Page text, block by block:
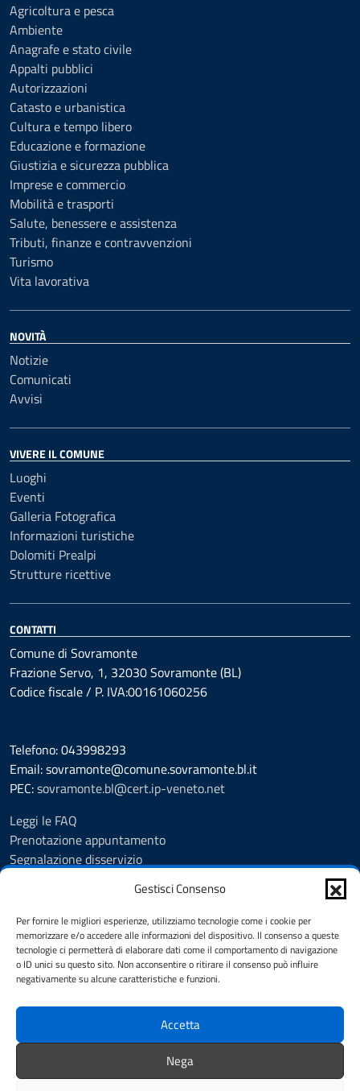
Gestisci Consenso
Per fornire le migliori esperienze, utilizziamo tecnologie come i cookie per
memorizzare e/o accedere alle informazioni del dispositivo. Il consenso a queste
tecnologie ci permetterà di elaborare dati come il comportamento di navigazione
o ID unici su questo sito. Non acconsentire o ritirare il consenso può influire
negativamente su alcune caratteristiche e funzioni.
Accetta
Nega
Agricoltura e pesca
Ambiente
Anagrafe e stato civile
Appalti pubblici
Autorizzazioni
Catasto e urbanistica
Cultura e tempo libero
Educazione e formazione
Giustizia e sicurezza pubblica
Imprese e commercio
Mobilità e trasporti
Salute, benessere e assistenza
Tributi, finanze e contravvenzioni
Turismo
Vita lavorativa
NOVITÀ
Notizie
Comunicati
Avvisi
VIVERE IL COMUNE
Luoghi
Eventi
Galleria Fotografica
Informazioni turistiche
Dolomiti Prealpi
Strutture ricettive
CONTATTI
Comune di Sovramonte
Frazione Servo, 1, 32030 Sovramonte (BL)
Codice fiscale / P. IVA:00161060256
Telefono: 043998293
Email: sovramonte@comune.sovramonte.bl.it
PEC:sovramonte.bl@cert.ip-veneto.net
Leggi le FAQ
Prenotazione appuntamento
Segnalazione disservizio
Amministrazione trasparente
Albo Pretorio
Informativa privacy
Note legali
Dichiarazione di accessibilità
SEGUICI SU
Facebook Telegram WhatsApp